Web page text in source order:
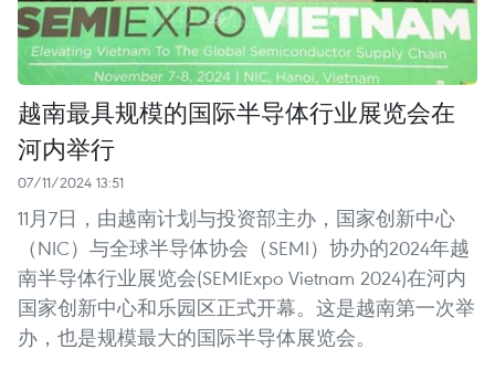
越南最具规模的国际半导体行业展览会在
河内举行
07/11/2024 13:51
11月7日，由越南计划与投资部主办，国家创新中心
（NIC）与全球半导体协会（SEMI）协办的2024年越
南半导体行业展览会(SEMIExpo Vietnam 2024)在河内
国家创新中心和乐园区正式开幕。这是越南第一次举
办，也是规模最大的国际半导体展览会。